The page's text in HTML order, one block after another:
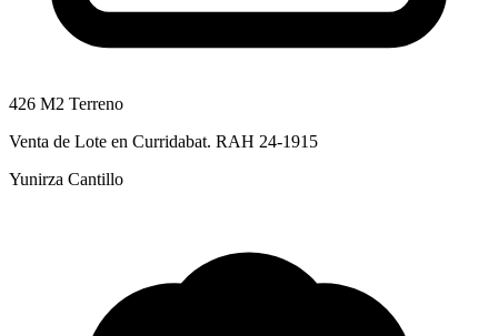
426 M2 Terreno
Venta de Lote en Curridabat. RAH 24-1915
Yunirza Cantillo